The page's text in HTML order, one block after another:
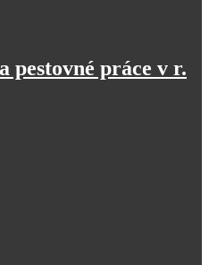
pestovné práce v r.